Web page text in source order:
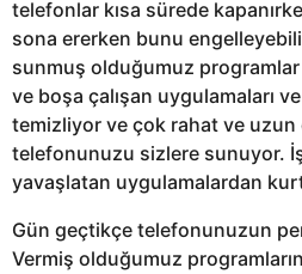
telefonlar kısa sürede
sona ererken bunu
sunmuş olduğumuz programlar
ve boşa çalışan uygulamaları
temizliyor ve çok rahat ve uzun
telefonunuzu sizlere sunuyor.
yavaşlatan uygulamalardan
Gün geçtikçe telefonunuzun
Vermiş olduğumuz